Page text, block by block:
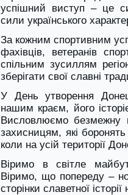
успішний виступ – це
сили українського
За кожним спортивним
фахівців, ветеранів
спільним зусиллям
зберігати свої славні
У День утворення
нашим краєм, його
Висловлюємо безмежну
захисницям, які
коли на усій території
Віримо в світле
Віримо, що попереду –
сторінки славетної